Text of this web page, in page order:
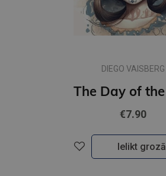
DIEGO VAISBERG
€7.90
Ielikt grozā